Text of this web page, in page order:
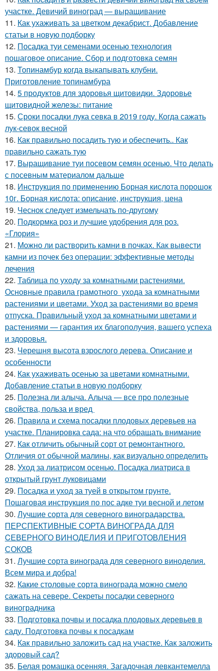
участке. Девичий виноград — выращивание
11. Как ухаживать за цветком декабрист. Добавление
статьи в новую подборку
12. Посадка туи семенами осенью технология
пошаговое описание. Сбор и подготовка семян
13. Топинамбур когда выкапывать клубни.
Приготовление топинамбура
14. 5 продуктов для здоровья щитовидки. Здоровье
щитовидной железы: питание
15. Сроки посадки лука севка в 2019 году. Когда сажать
лук-севок весной
16. Как правильно посадить тую и обеспечить.. Как
правильно сажать тую
17. Выращивание туи посевом семян осенью. Что делать
с посевным материалом дальше
18. Инструкция по применению Борная кислота порошок
10г. Борная кислота: описание, инструкция, цена
19. Чеснок следует измельчать по-другому
20. Подкормка роз и лучшие удобрения для роз.
«Глория»
21. Можно ли растворить камни в почках. Как вывести
камни из почек без операции: эффективные методы
лечения
22. Таблица по уходу за комнатными растениями.
Основные правила грамотного ухода за комнатными
растениями и цветами. Уход за растениями во время
отпуска. Правильный уход за комнатными цветами и
растениями — гарантия их благополучия, вашего успеха
и здоровья.
23. Черешня высота взрослого дерева. Описание и
особенности
24. Как ухаживать осенью за цветами комнатными.
Добавление статьи в новую подборку
25. Полезна ли алыча. Алыча — все про полезные
свойства, польза и вред
26. Правила и схема посадки плодовых деревьев на
участке. Планировка сада: на что обращать внимание
27. Как отличить обычный сорт от ремонтантного.
Отличия от обычной малины, как визуально определить
28. Уход за лиатрисом осенью. Посадка лиатриса в
открытый грунт луковицами
29. Посадка и уход за туей в открытом грунте.
Пошаговая инструкция по пос адке туи весной и летом
30. Лучшие сорта для северного виноградарства.
ПЕРСПЕКТИВНЫЕ СОРТА ВИНОГРАДА ДЛЯ
CЕВЕРНОГО ВИНОДЕЛИЯ И ПРИГОТОВЛЕНИЯ
СОКОВ
31. Лучшие сорта винограда для северного виноделия.
Всем мира и добра!
32. Какие столовые сорта винограда можно смело
сажать на севере. Секреты посадки северного
виноградника
33. Подготовка почвы и посадка плодовых деревьев в
саду. Подготовка почвы к посадкам
34. Как правильно заложить сад на участке. Как заложить
здоровый сад?
35. Белая ромашка осенняя. Загадочная левкантемелла